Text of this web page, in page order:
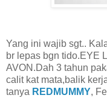
Yang ini wajib sgt..
br lepas bgn tido.EYE
AVON.Dah 3 tahun
calit kat mata,balik
tanya REDMUMMY,